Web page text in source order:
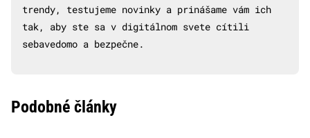
trendy, testujeme novinky a prinášame vám ich
tak, aby ste sa v digitálnom svete cítili
sebavedomo a bezpečne.
Podobné články